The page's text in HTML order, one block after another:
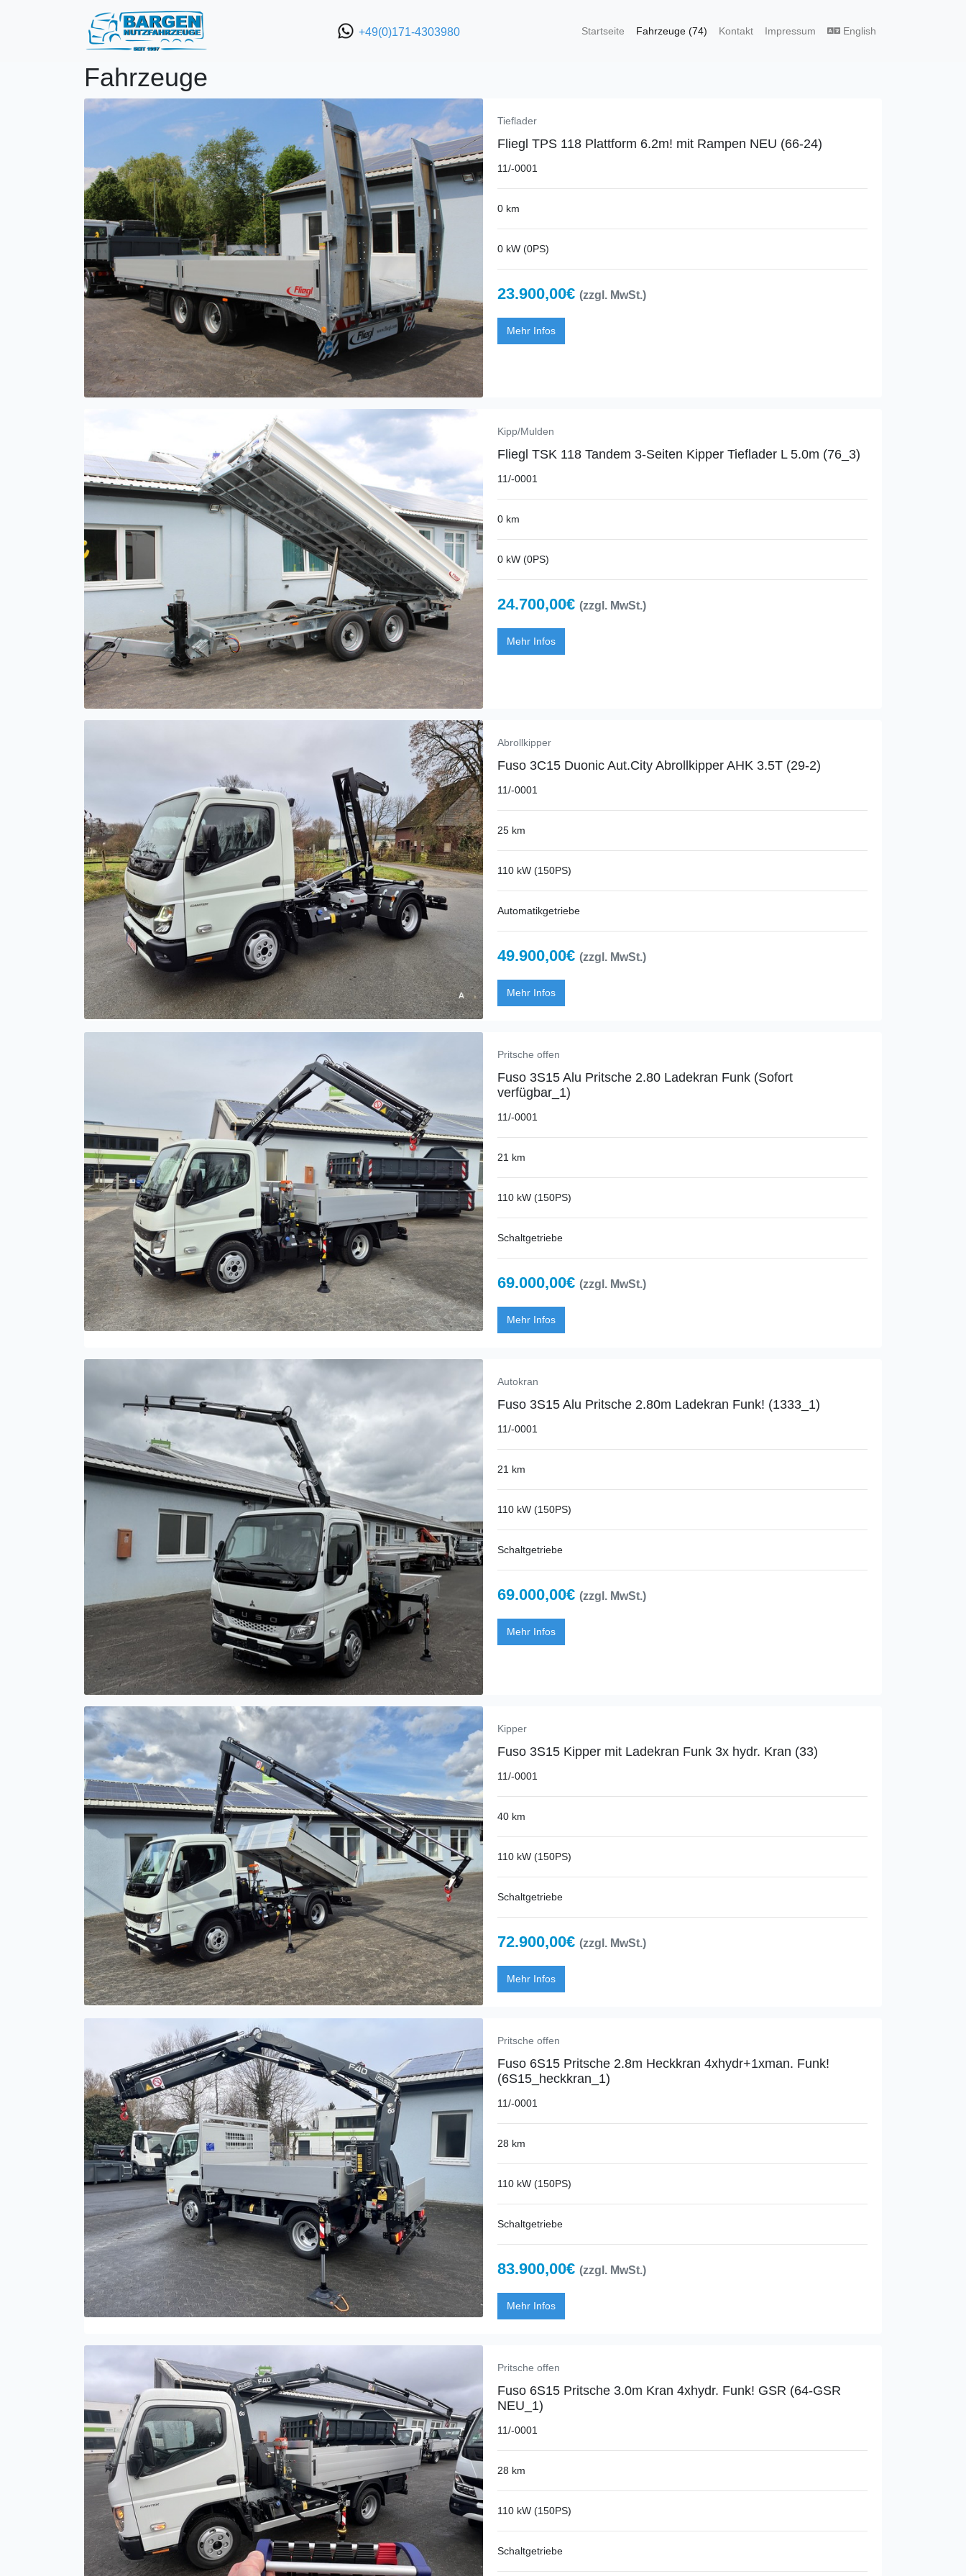
+49(0)171-4303980 Startseite Fahrzeuge (74) Kontakt Impressum English
Fahrzeuge
Tieflader
Fliegl TPS 118 Plattform 6.2m! mit Rampen NEU (66-24)
11/-0001
0 km
0 kW (0PS)
23.900,00€ (zzgl. MwSt.)
Mehr Infos
Kipp/Mulden
Fliegl TSK 118 Tandem 3-Seiten Kipper Tieflader L 5.0m (76_3)
11/-0001
0 km
0 kW (0PS)
24.700,00€ (zzgl. MwSt.)
Mehr Infos
Abrollkipper
Fuso 3C15 Duonic Aut.City Abrollkipper AHK 3.5T (29-2)
11/-0001
25 km
110 kW (150PS)
Automatikgetriebe
49.900,00€ (zzgl. MwSt.)
Mehr Infos
Pritsche offen
Fuso 3S15 Alu Pritsche 2.80 Ladekran Funk (Sofort
verfügbar_1)
11/-0001
21 km
110 kW (150PS)
Schaltgetriebe
69.000,00€ (zzgl. MwSt.)
Mehr Infos
Autokran
Fuso 3S15 Alu Pritsche 2.80m Ladekran Funk! (1333_1)
11/-0001
21 km
110 kW (150PS)
Schaltgetriebe
69.000,00€ (zzgl. MwSt.)
Mehr Infos
Kipper
Fuso 3S15 Kipper mit Ladekran Funk 3x hydr. Kran (33)
11/-0001
40 km
110 kW (150PS)
Schaltgetriebe
72.900,00€ (zzgl. MwSt.)
Mehr Infos
Pritsche offen
Fuso 6S15 Pritsche 2.8m Heckkran 4xhydr+1xman. Funk!
(6S15_heckkran_1)
11/-0001
28 km
110 kW (150PS)
Schaltgetriebe
83.900,00€ (zzgl. MwSt.)
Mehr Infos
Pritsche offen
Fuso 6S15 Pritsche 3.0m Kran 4xhydr. Funk! GSR (64-GSR
NEU_1)
11/-0001
28 km
110 kW (150PS)
Schaltgetriebe